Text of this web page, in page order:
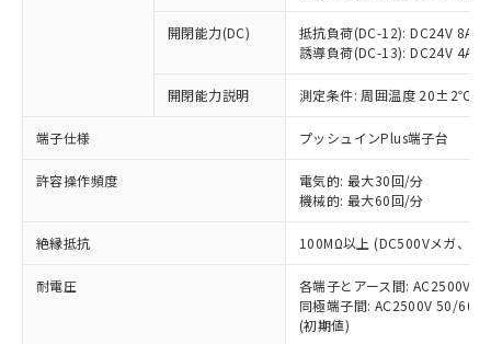
開閉能力(DC)
抵抗負荷(DC-12): DC24V 8A/
誘導負荷(DC-13): DC24V 4A/
開閉能力説明 測定条件: 周囲温度 20±2℃、
端子仕様 プッシュインPlus端子台
許容操作頻度
電気的: 最大30回/分
機械的: 最大60回/分
絶縁抵抗 100MΩ以上 (DC500Vメガ、点
耐電圧
各端子とアース間: AC2500V
同極端子間: AC2500V 50/
(初期値)
ご利用条件
ご利用ください。
本サービスは、当社制御機器事業取扱
商品の当社在庫状況および標準価格
(税抜)を提供させていただくもので
当社制御機器事業取扱商品の中には、
本サービスの対象外となる商品もある
ことをご了承ください。
在庫状況および標準価格照会結果は、
対応予定：EU RoHS指令（10物質）の非含
有に対応した製品に切り替える予定のある
対応予定なし：EU RoHS指令（10物質）の
非含有に非対応の商品で、対応品を出す予
定はありません。
調査・確認中：EU RoHS指令（10物質）の
非含有の対応状況を調査中または確認中の
害物質有無と関係のない商品です。
仕入先様の事情により、非含有部品として
いたものが、含有品と判明した場合などや
むを得ず変更することがあります。
※1 中国RoHS○×表
「○」：最大均質材料含有率が中国RoHSの
基準値以下であることを示します。
「×」：最大均質材料含有率が中国RoHSの
基準値を超えていることを示します。
「－」：未確認です。当社販売部門へお問
当社は、これら貴社製品のうち、外国
為替および外国貿易法に定める商品